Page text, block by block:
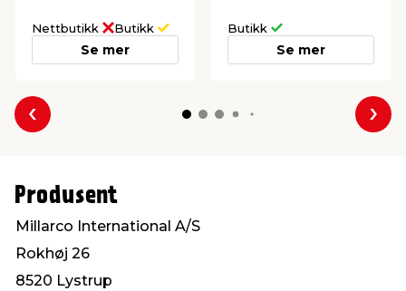
Nettbutikk Butikk
Se mer
Butikk
Se mer
Forrige
Produsent
Millarco International A/S
Rokhøj 26
8520 Lystrup